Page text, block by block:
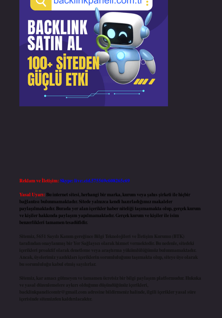
Reklam ve İletişim:Skype: live:.cid.575569c608265c69
Yasal Uyarı: Bu internet sitesi, herhangi bir marka, kurum veya şahıs şirketi ile hiçbir
bağlantısı bulunmamaktadır. Sitede yalnızca kendi hazırladığımız makaleler
paylaşılmaktadır. Burada yer alan içerikler haber niteliği taşımamakta olup, gerçek kurum
ve kişiler hakkında paylaşım yapılmamaktadır. Gerçek kurum ve kişiler ile isim
benzerlikleri tamamen tesadüfidir.
Sitemiz, 5651 Sayılı Kanun gereğince Bilgi Teknolojileri ve İletişim Kurumu (BTK)
tarafından onaylanmış bir Yer Sağlayıcı olarak hizmet vermektedir. Bu nedenle, sitedeki
içerikleri proaktif olarak denetleme veya araştırma yükümlülüğümüz bulunmamaktadır.
Ancak, üyelerimiz yazdıkları içeriklerin sorumluluğunu taşımakta olup, siteye üye olarak
bu sorumluluğu kabul etmiş sayılırlar.
Sitemiz, kar amacı gütmeyen ve tamamen ücretsiz bir bilgi paylaşım platformudur. Hukuka
ve yasal düzenlemelere aykırı olduğunu düşündüğünüz içerikleri,
backlinkpanelicomtr@gmail.com adresine bildirmeniz halinde, ilgili içerikler yasal süre
içerisinde sitemizden kaldırılacaktır.